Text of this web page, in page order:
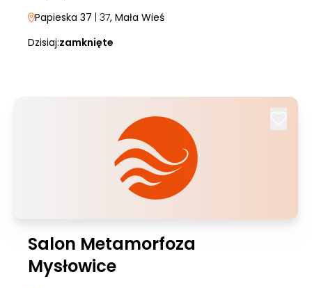
Papieska 37 | 37, Mała Wieś
Dzisiaj:zamknięte
Salon Metamorfoza
Mysłowice